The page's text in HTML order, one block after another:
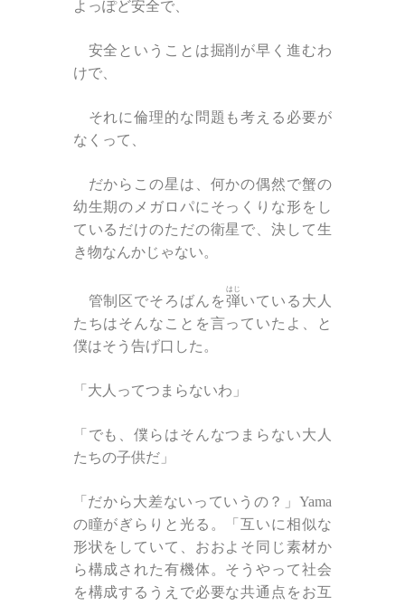
よっぽど安全で、
安全ということは掘削が早く進むわ
けで、
それに倫理的な問題も考える必要が
なくって、
だからこの星は、何かの偶然で蟹の
幼生期のメガロパにそっくりな形をし
ているだけのただの衛星で、決して生
き物なんかじゃない。
管制区でそろばんを弾
はじ
いている大人
たちはそんなことを言っていたよ、と
僕はそう告げ口した。
「大人ってつまらないわ」
「でも、僕らはそんなつまらない大人
たちの子供だ」
「だから大差ないっていうの？」Yama
の瞳がぎらりと光る。「互いに相似な
形状をしていて、おおよそ同じ素材か
ら構成された有機体。そうやって社会
を構成するうえで必要な共通点をお互